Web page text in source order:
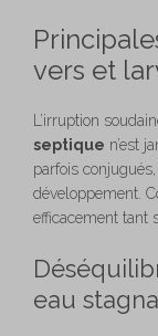
vers et
L’irruption
septique n’est
parfois
développement.
efficacement tant
eau